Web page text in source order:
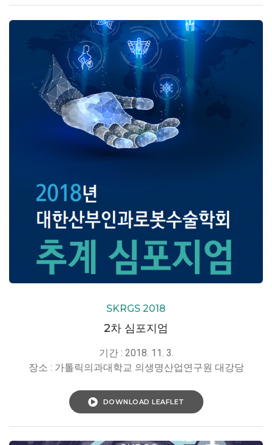
SKRGS 2018
2차 심포지엄
기간 : 2018. 11. 3.
장소 : 가톨릭의과대학교 의생명산업연구원 대강당
DOWNLOAD LEAFLET